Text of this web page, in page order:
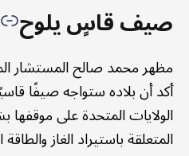
صيف قاسٍ يلوح
مظهر محمد صالح المستشار
أكد أن بلاده ستواجه صيفًا
الولايات المتحدة على موقفها
المتعلقة باستيراد الغاز